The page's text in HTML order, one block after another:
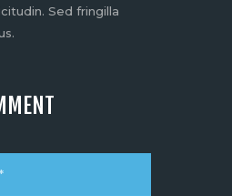
Sed fringilla